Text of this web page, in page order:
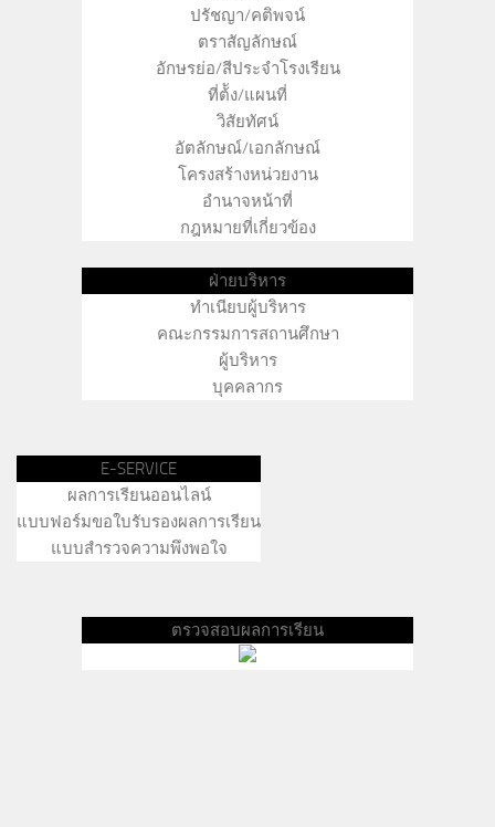
ปรัชญา/คติพจน์
ตราสัญลักษณ์
อักษรย่อ/สีประจำโรงเรียน
ที่ต้ัง/แผนที่
วิสัยทัศน์
อัตลักษณ์/เอกลักษณ์
โครงสร้างหน่วยงาน
อำนาจหน้าที่
กฎหมายที่เกี่ยวข้อง
ฝ่ายบริหาร
ทำเนียบผู้บริหาร
คณะกรรมการสถานศึกษา
ผู้บริหาร
บุคคลากร
E-SERVICE
ผลการเรียนออนไลน์
แบบฟอร์มขอใบรับรองผลการเรียน
แบบสำรวจความพึงพอใจ
ตรวจสอบผลการเรียน